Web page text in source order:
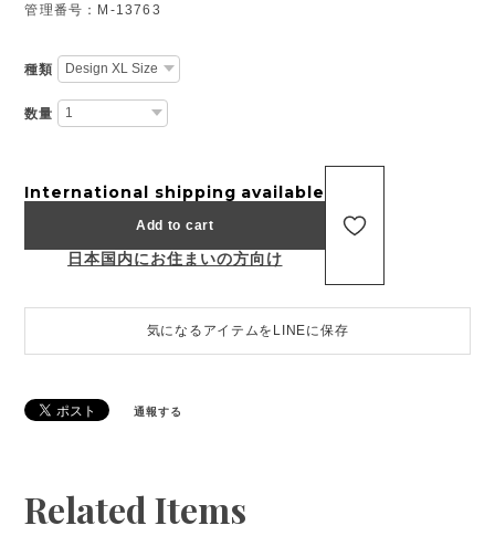
管理番号：M-13763
種類
数量
International shipping available
Add to cart
日本国内にお住まいの方向け
気になるアイテムをLINEに保存
通報する
Related Items